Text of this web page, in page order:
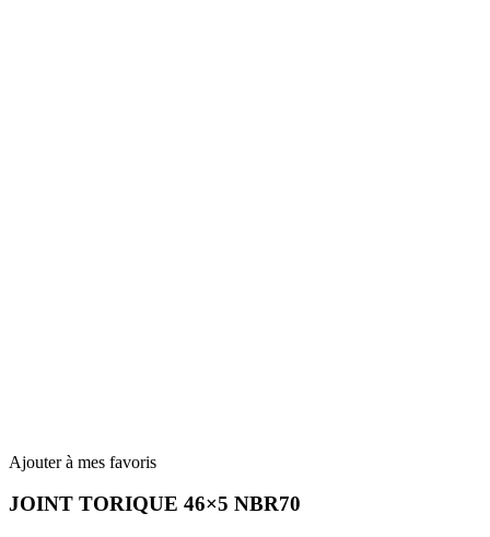
Ajouter à mes favoris
JOINT TORIQUE 46×5 NBR70